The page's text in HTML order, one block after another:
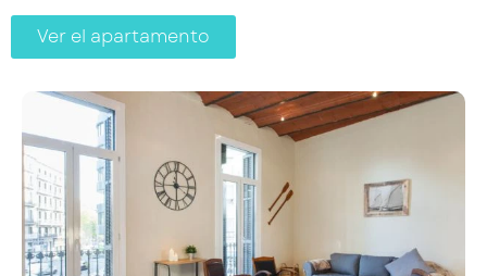
Ver el apartamento